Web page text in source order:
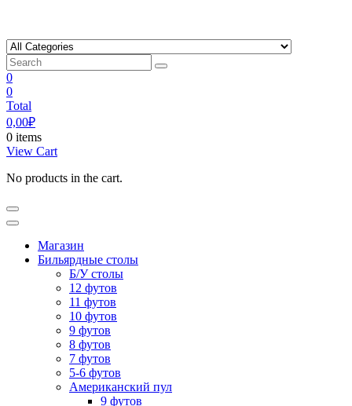
content
0
0
Total
0,00₽
0 items
View Cart
No products in the cart.
Магазин
Бильярдные столы
Б/У столы
12 футов
11 футов
10 футов
9 футов
8 футов
7 футов
5-6 футов
Американский пул
9 футов